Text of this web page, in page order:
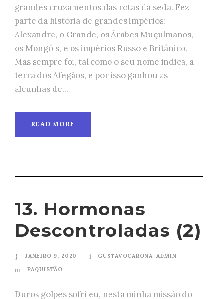
grandes cruzamentos das rotas da seda. Fez
parte da história de grandes impérios:
Alexandre, o Grande, os Árabes Muçulmanos,
os Mongóis, e os impérios Russo e Britânico.
Mas sempre foi, tal como o seu nome indica, a
terra dos Afegãos, e por isso ganhou as
alcunhas de...
READ MORE
13. Hormonas
Descontroladas (2)
JANEIRO 9, 2020
GUSTAVOCARONA-ADMIN
PAQUISTÃO
Duros golpes sofri eu, nesta minha missão do